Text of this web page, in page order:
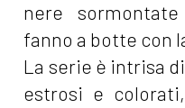
nere
fanno a botte con
La serie è intrisa di
estrosi e